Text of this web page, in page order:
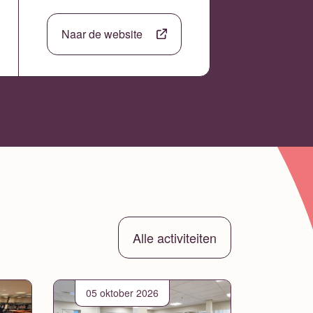
Naar de website
Alle activiteiten
05 oktober 2026